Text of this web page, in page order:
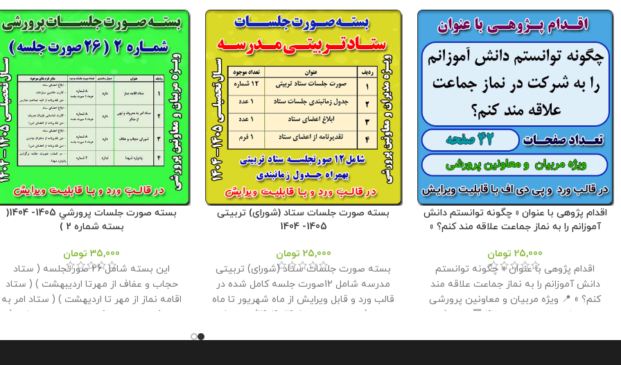
اقدام پژوهی با عنوان « چگونه توانستم دانش
آموزانم را به نماز جماعت علاقه مند کنم؟ »
25,000 تومان
اقدام پژوهی با عنوان « چگونه توانستم
دانش آموزانم را به نماز جماعت علاقه مند
کنم؟ » 📍 ویژه مربیان و معاونین پرورشی
مدارس 📌 تعداد صفحات : 42 🔻 حجم فایل :
بسته صورت جلسات ستاد (شورای) تربیتی
1405- 1404
25,000 تومان
بسته صورت جلسات ستاد (شورای) تربیتی
مدرسه شامل 12صورت جلسه کامل شده در
قالب ورد و قابل ویرایش از ماه شهریور تا ماه
مرداد ( سال تحصیلی 1405- 1404) می باشد
بسته صورت جلسات پرورشي 1405- 1404(
بسته شماره 2 )
35,000 تومان
این بسته شامل 26 صورتجلسه ( ستاد
حجاب و عفاف از مهرتا اردیبهشت ) ( ستاد
اقامه نماز از مهر تا اردیهشت ) ( ستاد امر به
معروف و نهی از منکر از مهر تا اردیبهشت ) و